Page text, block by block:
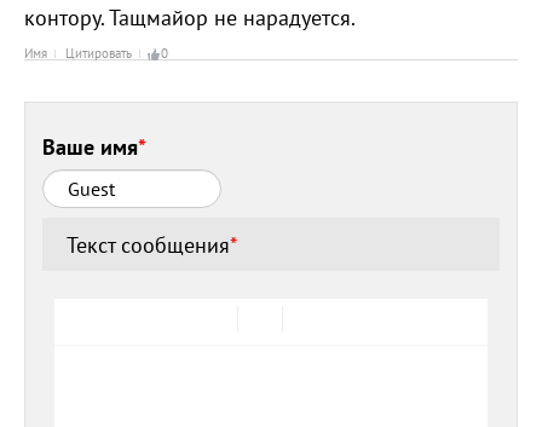
контору. Тащмайор не нарадуется.
Имя Цитировать 0
Ваше имя*
Текст сообщения*